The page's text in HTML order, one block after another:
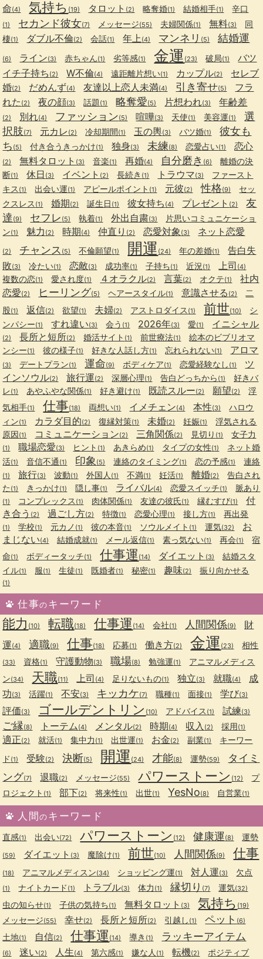
命(4) 気持ち (19) タロット (2) 略奪婚(1) 結婚相手(1) 辛口
(1) セカンド彼女(7) メッセージ(55) 夫婦関係(1) 無料(3)
同
棲(1) ダブル不倫(2) 会話(1) 年上 (4) マンネリ (5) 結婚運
(6) ライン(3) 赤ちゃん(1) 劣等感(1) 金運 (23) 破局(1)
バツ
イチ子持ち (2) W不倫(4) 遠距離片想い(1) カップル(2)
セレブ
婚(2) だめんず(4) 友達以上恋人未満(4) 引き寄せ(5)
フラ
れた (2) 夜の顔(3) 話題(1) 略奪愛(5) 片想われ(3) 年齢差
(2) 別れ(4) ファッション(5) 喧嘩(3) 天使(1) 美容運(1)
選
択肢(7) 元カレ (2) 冷却期間(1) 玉の輿(3) バツ婚(1)
彼女も
ち (5) 付き合うきっかけ(1) 独身(3) 未練(8) 恋愛占い(1) 恋心
(2) 無料タロット (3) 音楽(1) 再婚(4) 自分磨き (6)
離婚の決
断(1) 休日 (3) イベント (2) 長続き (1) トラウマ(3)
ファースト
キス (1) 出会い運(1) アピールポイント (1) 元彼(2) 性格(9)
セッ
クスレス (1) 婚期(2) 誕生日 (1) 彼女持ち (4) プレゼント (2)
友
達 (9) セフレ (5) 執着(1) 外出自粛(3)
片思いコミュニケーショ
ン(1) 魅力 (2) 時期(4) 仲直り (2) 恋愛対象 (3) ネット恋愛
(2) チャンス (5) 不倫願望(1) 開運 (24) 年の差婚(1)
告白失
敗(3) 冷たい(1) 恋敵(3) 成功率(1) 子持ち(1) 近況 (1) 上司 (4)
複数の恋(1) 愛され度(1) ４オラクル(2) 言葉(2) オクテ(1)
社内
恋愛(2) ヒーリング(5) ヘアースタイル(1) 意識させる (2)
二
股(1) 返信(2) 欲望(1) 夫婦(2) アストロダイス (1) 前世(10)
シ
ンパシー(1) すれ違い(3) 会う (1) 2026年(3) 愛(1) イニシャル
(2) 長所と短所(2) 婚活サイト (1) 前世療法(1)
絵本のビブリオマ
ンシー(1) 彼の様子(1) 好きな人話し方(1) 忘れられない(1) アロマ
(3) デートプラン(1) 運命(9) ボディケア(1) 恋愛経験なし (1)
ツ
インソウル(2) 旅行運(2) 深層心理(1) 告白どっちから (1)
好きバ
レ(1) あやふやな関係(1) 好き避け(1) 既読スルー(2) 願望(2)
浮
気相手(1) 仕事(18) 両想い(1) イメチェン(4) 本性(3)
ハロウ
ィン(1) カラダ目的(2) 復縁対策(1) 未婚(2) 妊娠(1)
浮気される
原因(1) コミュニケーション(2) 三角関係(2) 見切り (1) 女子力
(1) 職場恋愛(3) ヒント (1) あきらめ(1) タイプの女性(1)
ネット婚
活(1) 音信不通 (1) 印象 (5) 連絡のタイミング(1) 恋の予感(1) 連絡
(1) 旅行(3) 波動(1) 外国人 (1) 不満(1) 妊活(1) 離婚(2)
告白され
た (1) きっかけ(1) 隠し事(1) ライバル(4) 恋愛スイッチ(1) 脈あり
(1) コンプレックス (1) 肉体関係(1) 友達の彼氏(1) 縁むすび(1)
付
き合う (2) 過ごし方(2) 特徴(1) 恋愛心理(1) 接し方(1) 再出発
(1) 学校(1) 元カノ (1) 彼の本音(1) ソウルメイト (1) 運気(32)
お
まじない(4) 結婚成就(1) メール返信(1) 素っ気ない(1) 再会(1)
宿
命(1) ボディータッチ(1) 仕事運 (14) ダイエット (3)
結婚スタ
イル(1) 服(1) 生徒(1) 既婚者(1) 秘密(1) 趣味(2) 振り向かせる
(1)
仕事のキーワード
能力 (10) 転職(18) 仕事運 (14) 会社(1) 人間関係(9)
財
運(4) 適職(9) 仕事(18) 応募(1) 働き方(2) 金運 (23) 相性
(33) 資格(1) 守護動物(3) 職場(8) 勉強運(1)
アニマルメディス
ン(34) 天職(11) 上司 (4) 足りないもの(1) 独立(3) 就職(4)
成
功(3) 活躍(1) 不安(3) キッカケ(7) 職種(1) 面接(1) 学び(3)
評価(3) ゴールデントリン (10) アドバイス (1) 試練(3)
ご縁(8) トーテム (4) メンタル(2) 時期(4) 収入 (2) 採用(1)
適正(2) 就活(1) 集中力 (1) 出世運(1) お金(2) 副業(1)
キーワー
ド (1) 受験(2) 決断(5) 開運 (24) 才能(8) 運勢(59)
タイミ
ング(7) 退職(2) メッセージ(55) パワーストーン (12)
プ
ロジェクト (1) 部下(2) 将来性(1) 出世(1) YesNo(8) 自営業(1)
人間のキーワード
直感(1) 出会い(72) パワーストーン (12) 健康運(8) 運勢
(59) ダイエット (3) 魔除け(1) 前世(10) 人間関係(9) 仕事
(18) アニマルメディスン(34) ショッピング運(1) 対人運(3) 欠点
(1) ナイトカード (1) トラブル(3) 体力 (1) 縁切り (7) 運気(32)
虫の知らせ(1) 子供の気持ち(1) 無料タロット (3) 気持ち (19)
メッセージ(55) 幸せ(2) 長所と短所(2) 引越し (1) ペット (6)
土地(1) 自信(2) 仕事運 (14) 導き (1) ラッキーアイテム
(6) 迷い(2) 人生(4) 第六感(1) 嫌な人 (1) 転機(2) ポジティブ